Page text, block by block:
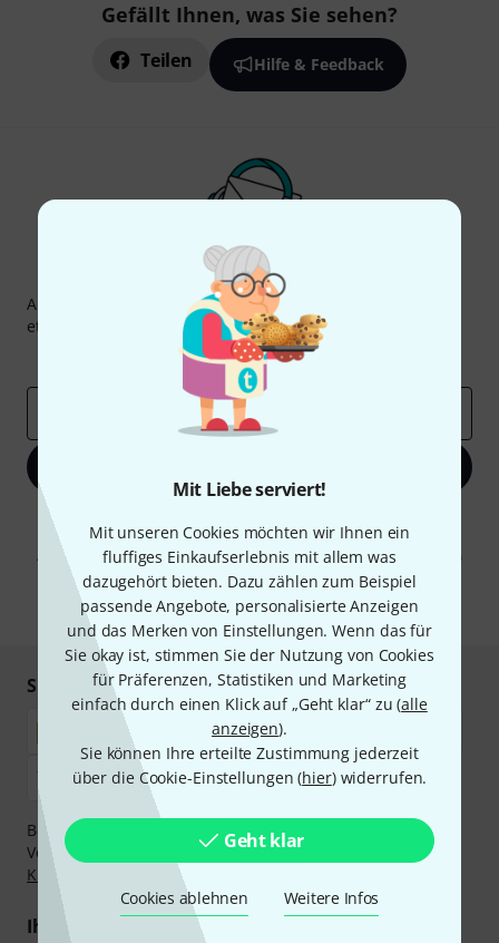
Mit Liebe serviert!
Mit unseren Cookies möchten wir Ihnen ein
fluffiges Einkaufserlebnis mit allem was
dazugehört bieten. Dazu zählen zum Beispiel
passende Angebote, personalisierte Anzeigen
und das Merken von Einstellungen. Wenn das für
Sie okay ist, stimmen Sie der Nutzung von Cookies
für Präferenzen, Statistiken und Marketing
einfach durch einen Klick auf „Geht klar“ zu (alle
anzeigen).
Sie können Ihre erteilte Zustimmung jederzeit
über die Cookie-Einstellungen (hier) widerrufen.
Geht klar
Cookies ablehnen Weitere Infos
Gefällt Ihnen, was Sie sehen?
Teilen Hilfe & Feedback
Thomann Newsletter
Abonniere den Thomann Newsletter und gewinne mit
etwas Glück einen von
50 Gutscheinenüber jeweils
Inspirierende Beiträge
Deals
Mit Klick auf „Jetzt anmelden“ stimmen Sie dem Erhalt von E-Mail-
Werbung und einer Messung des E-Mail-Nutzungsverhaltens zu. Die
Abmeldung ist jederzeit möglich. Weitere Informationen finden Sie in
unseren
Datenschutzhinweisen
* Pflichtfeld
Sicher einkaufen & bezahlen
Bezahlen Sie vertraulich und sicher per Nachnahme,
Vorkasse, PayPal, Amazon Pay,Klarna Sofort bezahlen,
Klarna Ratenzahlung
Ihre Vorteile